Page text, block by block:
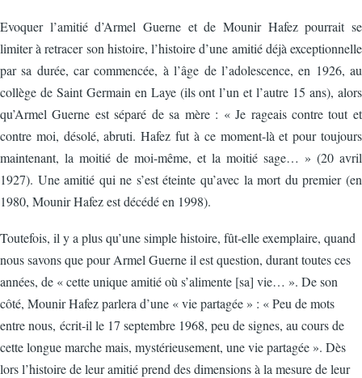
Evoquer l’amitié d’Armel Guerne et de Mounir Hafez pourrait se
limiter à retracer son histoire, l’histoire d’une amitié déjà exceptionnelle
par sa durée, car commencée, à l’âge de l’adolescence, en 1926, au
collège de Saint Germain en Laye (ils ont l’un et l’autre 15 ans), alors
qu’Armel Guerne est séparé de sa mère : « Je rageais contre tout et
contre moi, désolé, abruti. Hafez fut à ce moment-là et pour toujours
maintenant, la moitié de moi-même, et la moitié sage… » (20 avril
1927). Une amitié qui ne s’est éteinte qu’avec la mort du premier (en
1980, Mounir Hafez est décédé en 1998).
Toutefois, il y a plus qu’une simple histoire, fût-elle exemplaire, quand
nous savons que pour Armel Guerne il est question, durant toutes ces
années, de « cette unique amitié où s’alimente [sa] vie… ». De son
côté, Mounir Hafez parlera d’une « vie partagée » : « Peu de mots
entre nous, écrit-il le 17 septembre 1968, peu de signes, au cours de
cette longue marche mais, mystérieusement, une vie partagée ». Dès
lors l’histoire de leur amitié prend des dimensions à la mesure de leur